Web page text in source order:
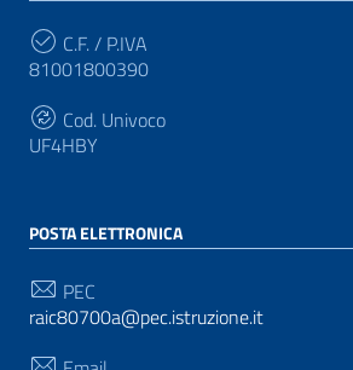
C.F. / P.IVA
81001800390
Cod. Univoco
UF4HBY
POSTA ELETTRONICA
PEC
raic80700a@pec.istruzione.it